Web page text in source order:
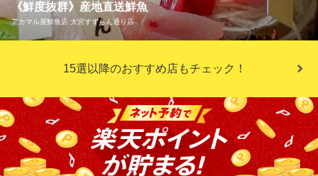
雑魚や 基～ｍｏｔｏｓｈｉ～
鮮度がウリの海鮮居酒屋
《鮮度抜群》産地直送鮮魚
アカマル屋鮮魚店 大宮すずらん通り店
伊豆直送のとびっきり新鮮な魚を贅沢に盛り込んだ「アカマル鮮
魚盛り」など、素材の美味しさを最大限に引き出したメニューが
アカマル屋鮮魚店 大宮すずらん通り店
大宮駅近 海鮮居酒屋
ＪＲ大宮駅 徒歩1分
埼玉県さいたま市大宮区大門町1-20-3 角井ビル1F
15選以降のおすすめ店もチェック！